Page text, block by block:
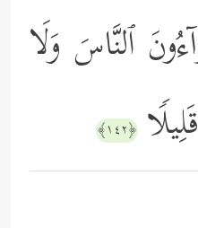
ٱلنَّاسَ وَلَا
﴿١٤٢﴾